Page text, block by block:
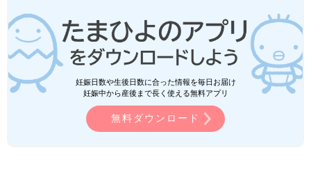
たと思います。
入会してすぐ、ほかのお母さんたちから生活上で気をつけたほう
がいいことやアドバイスを教えてもらえて、娘との生活にもさっ
そく実践することもできました」（郁恵さん）
同時期に、郁恵さんは販売員の仕事を退職する選択をします。
「娘が生後7カ月ごろから入院を繰り返すようになって、2カ月間
妊娠日数や生後日数に合った情報を毎日お届け
妊娠中から産後まで長く使える無料アプリ
無料ダウンロード